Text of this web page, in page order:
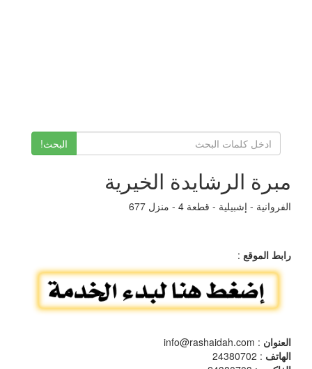
البحث!
مبرة الرشايدة الخيرية
الفروانية - إشبيلية - قطعة 4 - منزل 677
رابط الموقع :
العنوان : info@rashaidah.com
الهاتف : 24380702